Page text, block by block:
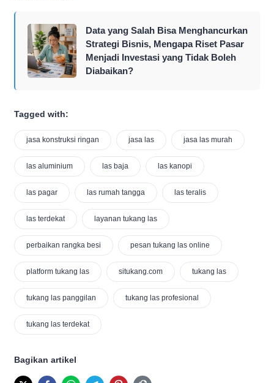
Data yang Salah Bisa Menghancurkan
Strategi Bisnis, Mengapa Riset Pasar
Menjadi Investasi yang Tidak Boleh
Diabaikan?
Tagged with:
jasa konstruksi ringan jasa las jasa las murah
las aluminium las baja las kanopi
las pagar las rumah tangga las teralis
las terdekat layanan tukang las
perbaikan rangka besi pesan tukang las online
platform tukang las situkang.com tukang las
tukang las panggilan tukang las profesional
tukang las terdekat
Bagikan artikel